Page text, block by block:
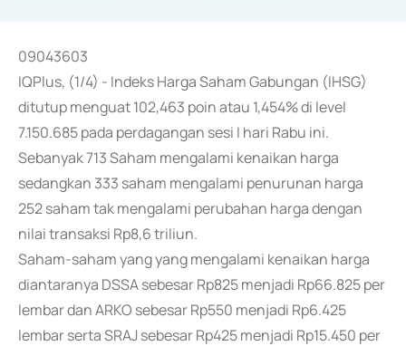
09043603
IQPlus, (1/4) - Indeks Harga Saham Gabungan (IHSG)
ditutup menguat 102,463 poin atau 1,454% di level
7.150.685 pada perdagangan sesi I hari Rabu ini.
Sebanyak 713 Saham mengalami kenaikan harga
sedangkan 333 saham mengalami penurunan harga
252 saham tak mengalami perubahan harga dengan
nilai transaksi Rp8,6 triliun.
Saham-saham yang yang mengalami kenaikan harga
diantaranya DSSA sebesar Rp825 menjadi Rp66.825 per
lembar dan ARKO sebesar Rp550 menjadi Rp6.425
lembar serta SRAJ sebesar Rp425 menjadi Rp15.450 per